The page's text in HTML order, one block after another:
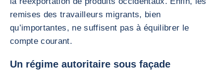
remises des travailleurs migrants, bien
qu’importantes, ne suffisent pas à équilibrer le
compte courant.
Un régime autoritaire sous façade